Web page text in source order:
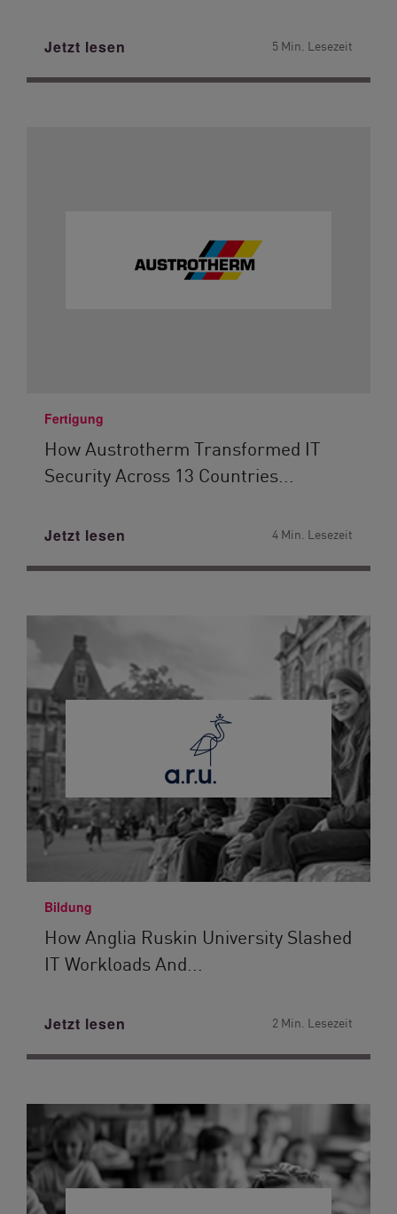
Jetzt lesen 5 Min. Lesezeit
Fertigung
How Austrotherm Transformed IT
Security Across 13 Countries...
Jetzt lesen 4 Min. Lesezeit
Bildung
How Anglia Ruskin University Slashed
IT Workloads And...
Jetzt lesen 2 Min. Lesezeit